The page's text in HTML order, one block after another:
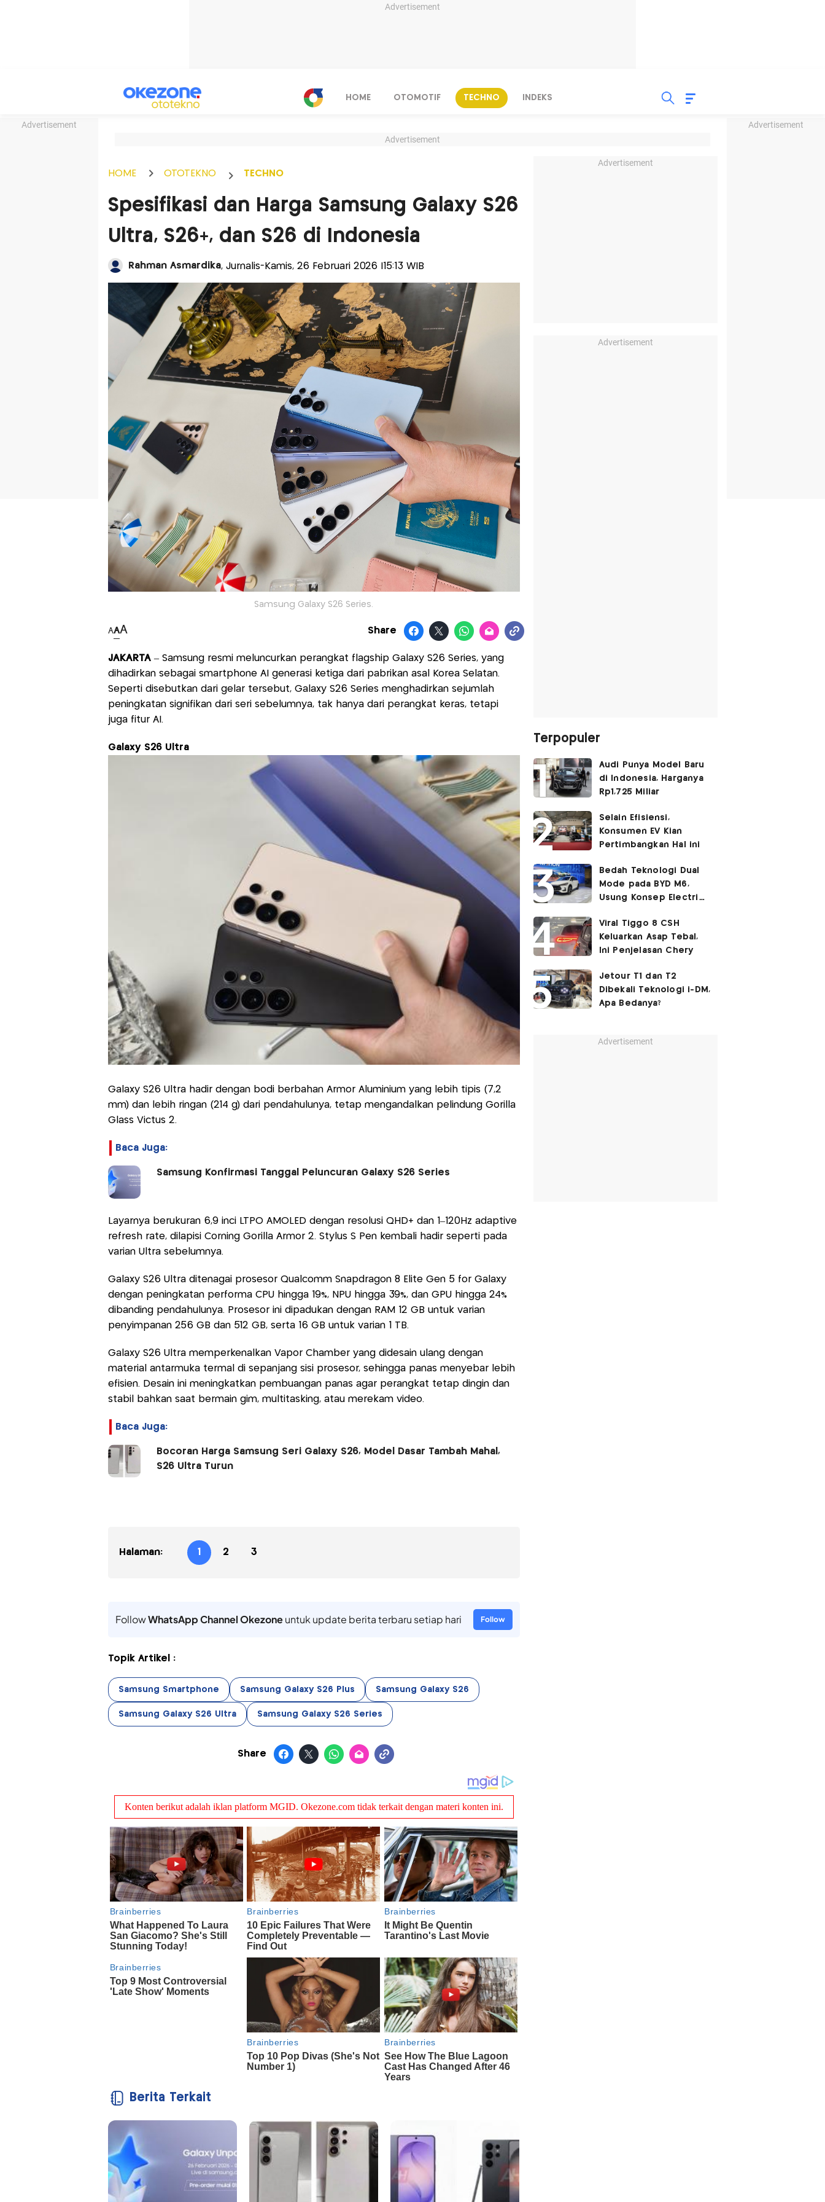
Advertisement
Advertisement Advertisement
HOME OTOMOTIF TECHNO INDEKS
Advertisement
HOME OTOTEKNO TECHNO
Spesifikasi dan Harga Samsung Galaxy S26
Ultra, S26+, dan S26 di Indonesia
Rahman Asmardika, Jurnalis-Kamis, 26 Februari 2026 |15:13 WIB
Samsung Galaxy S26 Series.
AAA Share
JAKARTA – Samsung resmi meluncurkan perangkat flagship Galaxy S26 Series, yang
dihadirkan sebagai smartphone AI generasi ketiga dari pabrikan asal Korea Selatan.
Seperti disebutkan dari gelar tersebut, Galaxy S26 Series menghadirkan sejumlah
peningkatan signifikan dari seri sebelumnya, tak hanya dari perangkat keras, tetapi
juga fitur AI.
Galaxy S26 Ultra
Galaxy S26 Ultra hadir dengan bodi berbahan Armor Aluminium yang lebih tipis (7,2
mm) dan lebih ringan (214 g) dari pendahulunya, tetap mengandalkan pelindung Gorilla
Glass Victus 2.
Baca Juga:
Samsung Konfirmasi Tanggal Peluncuran Galaxy S26 Series
Layarnya berukuran 6,9 inci LTPO AMOLED dengan resolusi QHD+ dan 1–120Hz adaptive
refresh rate, dilapisi Corning Gorilla Armor 2. Stylus S Pen kembali hadir seperti pada
varian Ultra sebelumnya.
Galaxy S26 Ultra ditenagai prosesor Qualcomm Snapdragon 8 Elite Gen 5 for Galaxy
dengan peningkatan performa CPU hingga 19%, NPU hingga 39%, dan GPU hingga 24%
dibanding pendahulunya. Prosesor ini dipadukan dengan RAM 12 GB untuk varian
penyimpanan 256 GB dan 512 GB, serta 16 GB untuk varian 1 TB.
Galaxy S26 Ultra memperkenalkan Vapor Chamber yang didesain ulang dengan
material antarmuka termal di sepanjang sisi prosesor, sehingga panas menyebar lebih
efisien. Desain ini meningkatkan pembuangan panas agar perangkat tetap dingin dan
stabil bahkan saat bermain gim, multitasking, atau merekam video.
Baca Juga:
Bocoran Harga Samsung Seri Galaxy S26, Model Dasar Tambah Mahal,
S26 Ultra Turun
Halaman: 1 2 3
FollowWhatsApp Channel Okezoneuntuk update berita terbaru setiap hari Follow
Topik Artikel :
Samsung Smartphone Samsung Galaxy S26 Plus Samsung Galaxy S26
Samsung Galaxy S26 Ultra Samsung Galaxy S26 Series
Share
Berita Terkait
Advertisement
Advertisement
Terpopuler
Audi Punya Model Baru
di Indonesia, Harganya
Rp1,725 Miliar
Selain Efisiensi,
Konsumen EV Kian
Pertimbangkan Hal ini
Bedah Teknologi Dual
Mode pada BYD M6,
Usung Konsep Electric
Viral Tiggo 8 CSH
Keluarkan Asap Tebal,
Ini Penjelasan Chery
Jetour T1 dan T2
Dibekali Teknologi i-DM,
Apa Bedanya?
Advertisement